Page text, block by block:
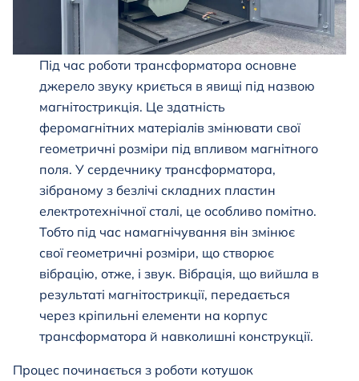
Під час роботи трансформатора основне
джерело звуку криється в явищі під назвою
магнітострикція. Це здатність
феромагнітних матеріалів змінювати свої
геометричні розміри під впливом магнітного
поля. У сердечнику трансформатора,
зібраному з безлічі складних пластин
електротехнічної сталі, це особливо помітно.
Тобто під час намагнічування він змінює
свої геометричні розміри, що створює
вібрацію, отже, і звук. Вібрація, що вийшла в
результаті магнітострикції, передається
через кріпильні елементи на корпус
трансформатора й навколишні конструкції.
Процес починається з роботи котушок